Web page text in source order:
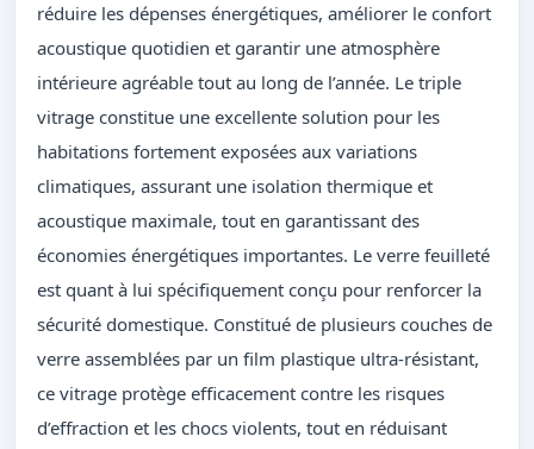
réduire les dépenses énergétiques, améliorer le confort
acoustique quotidien et garantir une atmosphère
intérieure agréable tout au long de l’année. Le triple
vitrage constitue une excellente solution pour les
habitations fortement exposées aux variations
climatiques, assurant une isolation thermique et
acoustique maximale, tout en garantissant des
économies énergétiques importantes. Le verre feuilleté
est quant à lui spécifiquement conçu pour renforcer la
sécurité domestique. Constitué de plusieurs couches de
verre assemblées par un film plastique ultra-résistant,
ce vitrage protège efficacement contre les risques
d’effraction et les chocs violents, tout en réduisant